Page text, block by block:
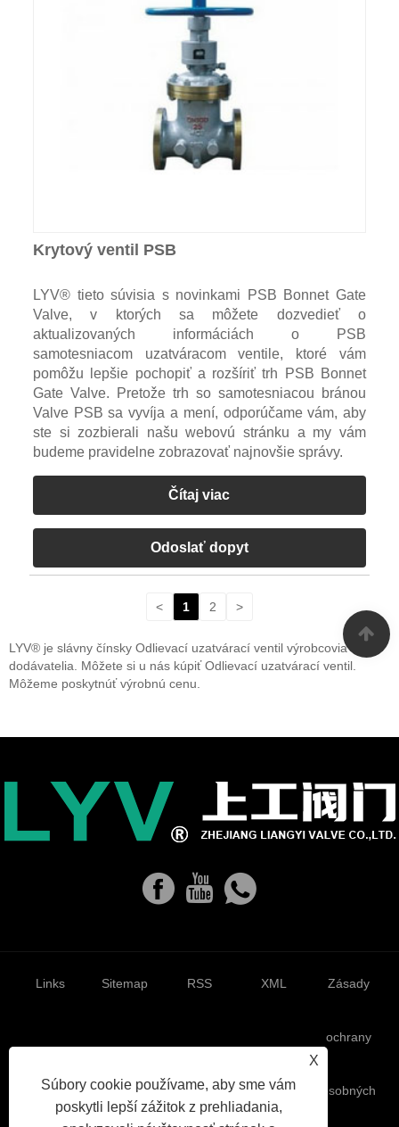
Krytový ventil PSB
LYV® tieto súvisia s novinkami PSB Bonnet Gate
Valve, v ktorých sa môžete dozvedieť o
aktualizovaných informáciách o PSB
samotesniacom uzatváracom ventile, ktoré vám
pomôžu lepšie pochopiť a rozšíriť trh PSB Bonnet
Gate Valve. Pretože trh so samotesniacou bránou
Valve PSB sa vyvíja a mení, odporúčame vám, aby
ste si zozbierali našu webovú stránku a my vám
budeme pravidelne zobrazovať najnovšie správy.
Čítaj viac
Odoslať dopyt
< 1 2 >
LYV® je slávny čínsky Odlievací uzatvárací ventil výrobcovia a
dodávatelia. Môžete si u nás kúpiť Odlievací uzatvárací ventil.
Môžeme poskytnúť výrobnú cenu.
X
Súbory cookie používame, aby sme vám
poskytli lepší zážitok z prehliadania,
Links Sitemap RSS XML Zásady
ochrany
osobných